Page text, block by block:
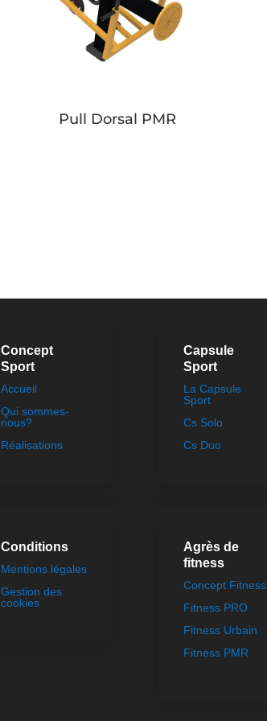
Pull Dorsal PMR
Concept
Sport
Accueil
Qui sommes-
nous?
Réalisations
Conditions
Mentions légales
Gestion des
cookies
Capsule
Sport
La Capsule
Sport
Cs Solo
Cs Duo
Agrès de
fitness
Concept Fitness
Fitness PRO
Fitness Urbain
Fitness PMR